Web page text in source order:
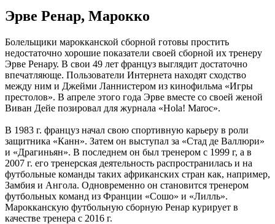
Эрве Ренар, Марокко
Болельщики марокканской сборной готовы простить
недостаточно хорошие показатели своей сборной их тренеру
Эрве Ренару. В свои 49 лет француз выглядит достаточно
впечатляюще. Пользователи Интернета находят сходство
между ним и Джейми Ланнистером из кинофильма «Игры
престолов». В апреле этого года Эрве вместе со своей женой
Виван Дейе позировал для журнала «Hola! Maroc».
В 1983 г. француз начал свою спортивную карьеру в роли
защитника «Канн». Затем он выступал за «Стад де Валлюри»
и «Драгиньян». В последнем он был тренером с 1999 г, а в
2007 г. его тренерская деятельность распространилась и на
футбольные команды таких африканских стран как, например,
Замбия и Ангола. Одновременно он становится тренером
футбольных команд из Франции «Сошо» и «Лилль».
Марокканскую футбольную сборную Ренар курирует в
качестве тренера с 2016 г.